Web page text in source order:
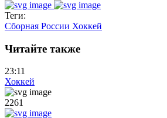
Теги:
Сборная России Хоккей
Читайте также
23:11
Хоккей
2261